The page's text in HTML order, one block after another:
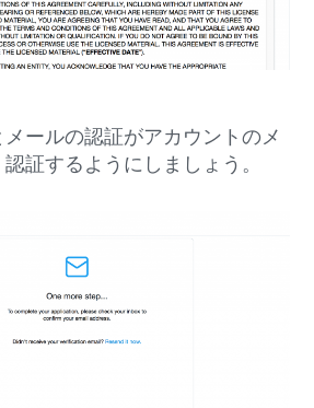
ールの認証がアカウントのメ
証するようにしましょう。